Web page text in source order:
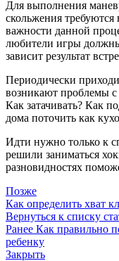
Для выполнения
скольжения требуются
важности данной
любители игры
зависит результат
Периодически
возникают проблемы
Как затачивать? Как
дома поточить как
Идти нужно только к
решили заниматься
разновидностях
Позже
Как определить хват
Вернуться к списку
Ранее Как правильно
ребенку
Закрыть